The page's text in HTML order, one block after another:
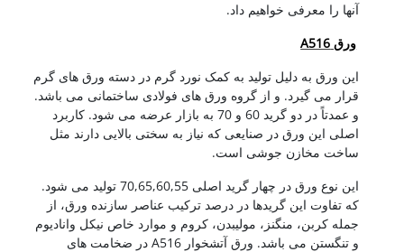
آنها را معرفی خواهیم داد.
ورق A516
این ورق به دلیل تولید به کمک نورد گرم در دسته ورق های گرم
قرار می گیرد. و از گروه ورق های فولادی ساختمانی می باشد.
و عمدتاً در دو گرید 60 و 70 به بازار عرضه می شود. کاربرد
اصلی این ورق در صنایعی که نیاز به سختی بالایی دارند مثل
ساخت مخازن جوشی است.
این نوع ورق در چهار گرید اصلی 70,65,60,55 تولید می شود.
که تفاوت این گریدها در درصد ترکیب عناصر سازنده ورق، از
جمله کربن، منگنز، مولیبدن، کروم و موارد خاص نیکل وانادیوم
و تنگستن می باشد. ورق آتشخوار A516 در ضخامت های